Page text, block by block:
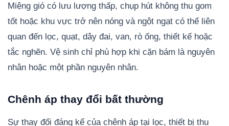
Miệng gió có lưu lượng thấp, chụp hút không thu gom
tốt hoặc khu vực trở nên nóng và ngột ngạt có thể liên
quan đến lọc, quạt, dây đai, van, rò ống, thiết kế hoặc
tắc nghẽn. Vệ sinh chỉ phù hợp khi cặn bám là nguyên
nhân hoặc một phần nguyên nhân.
Chênh áp thay đổi bất thường
Sự thay đổi đáng kể của chênh áp tại lọc, thiết bị thu